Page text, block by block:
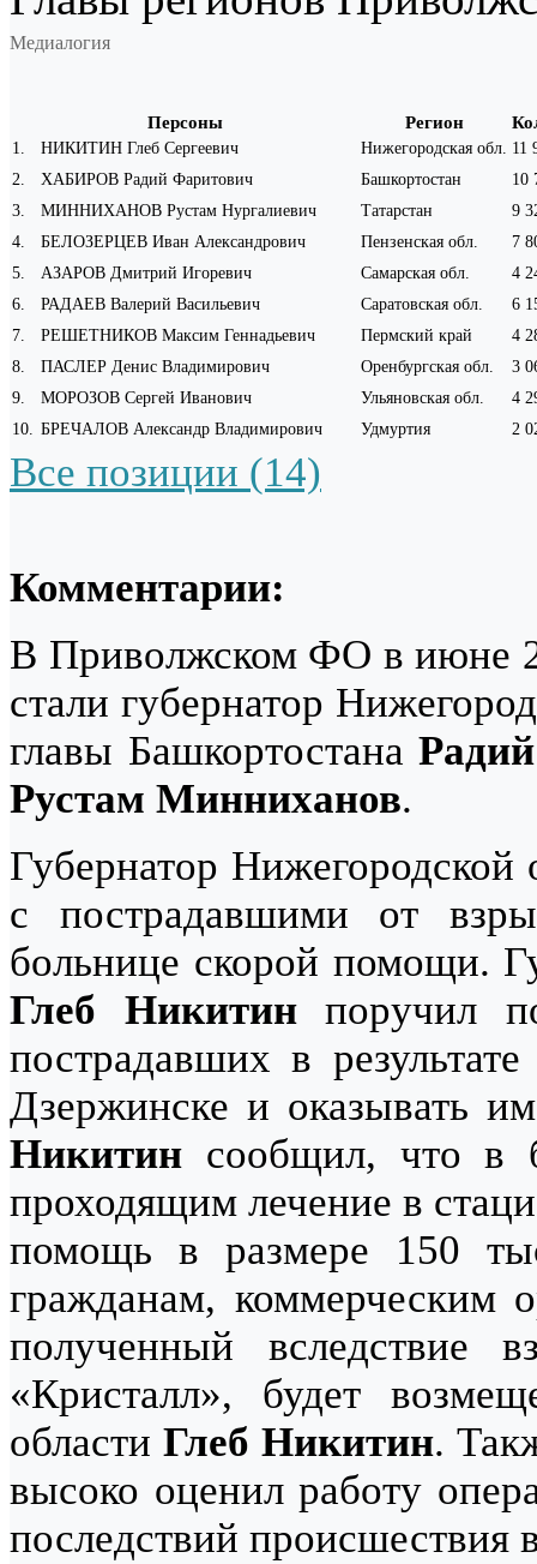
Медиалогия
Персоны Регион
1. НИКИТИН Глеб Сергеевич Нижегородская обл. 11
2. ХАБИРОВ Радий Фаритович Башкортостан
10
3. МИННИХАНОВ Рустам Нургалиевич Татарстан
9
4. БЕЛОЗЕРЦЕВ Иван Александрович Пензенская обл.
7
5. АЗАРОВ Дмитрий Игоревич Самарская обл.
4
6. РАДАЕВ Валерий Васильевич Саратовская обл.
6
7. РЕШЕТНИКОВ Максим Геннадьевич Пермский край
4
8. ПАСЛЕР Денис Владимирович Оренбургская обл.
3
9. МОРОЗОВ Сергей Иванович Ульяновская обл.
4
10. БРЕЧАЛОВ Александр Владимирович Удмуртия 2
Все позиции (14)
Комментарии:
В Приволжском ФО в июне
стали губернатор
главы Башкортостана
Рустам Минниханов.
Губернатор Нижегородской
с пострадавшими от
больнице скорой помощи.
Глеб Никитинпоручил
пострадавших в
Дзержинске и оказывать
Никитин сообщил, что в
проходящим лечение в
помощь в размере 150
гражданам, коммерческим
полученный вследствие
«Кристалл», будет
областиГлеб Никитин.
высоко оценил работу
последствий происшествия